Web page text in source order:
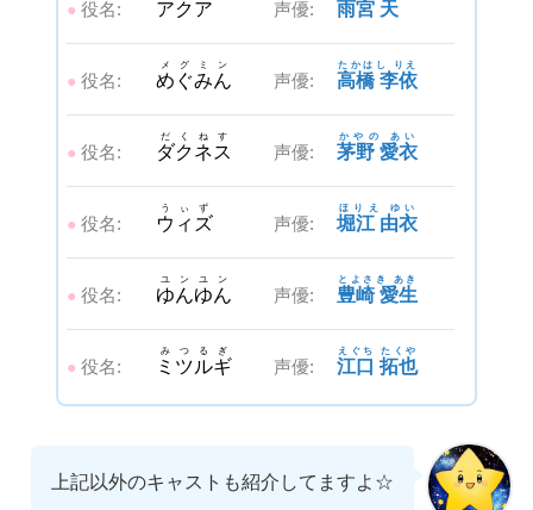
● 役名: アクア 声優: 雨宮 天
● 役名: めぐみん
メグミン
声優: 高橋 李依
たかはし りえ
● 役名: ダクネス
だくねす
声優: 茅野 愛衣
かやの あい
● 役名: ウィズ
うぃず
声優: 堀江 由衣
ほりえ ゆい
● 役名: ゆんゆん
ユンユン
声優: 豊崎 愛生
とよさき あき
● 役名: ミツルギ
みつるぎ
声優: 江口 拓也
えぐち たくや
上記以外のキャストも紹介してますよ☆